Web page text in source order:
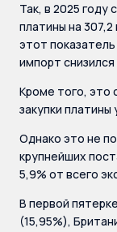
Так, в 2025 году
платины на
этот
импорт снизился
Кроме того, это
закупки платины
Однако это не
крупнейших
5,9% от всего
В первой
(15,95%),